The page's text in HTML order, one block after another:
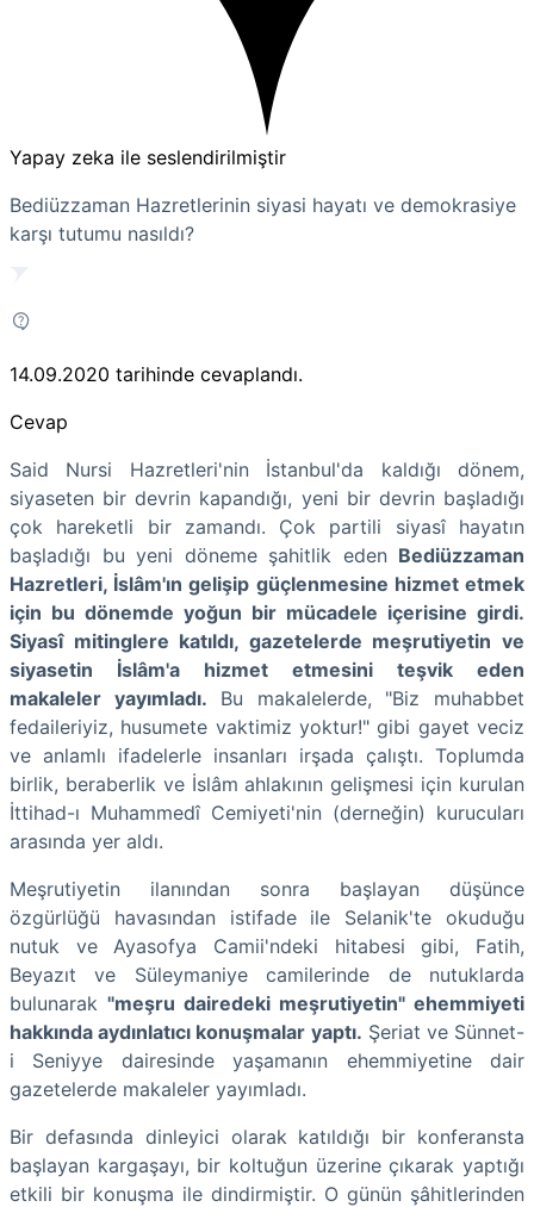
Yapay zeka ile seslendirilmiştir
Bediüzzaman Hazretlerinin siyasi hayatı ve demokrasiye
karşı tutumu nasıldı?
14.09.2020 tarihinde cevaplandı.
Cevap
Said Nursi Hazretleri'nin İstanbul'da kaldığı dönem,
siyaseten bir devrin kapandığı, yeni bir devrin başladığı
çok hareketli bir zamandı. Çok partili siyasî hayatın
başladığı bu yeni döneme şahitlik eden Bediüzzaman
Hazretleri, İslâm'ın gelişip güçlenmesine hizmet etmek
için bu dönemde yoğun bir mücadele içerisine girdi.
Siyasî mitinglere katıldı, gazetelerde meşrutiyetin ve
siyasetin İslâm'a hizmet etmesini teşvik eden
makaleler yayımladı. Bu makalelerde, "Biz muhabbet
fedaileriyiz, husumete vaktimiz yoktur!" gibi gayet veciz
ve anlamlı ifadelerle insanları irşada çalıştı. Toplumda
birlik, beraberlik ve İslâm ahlakının gelişmesi için kurulan
İttihad-ı Muhammedî Cemiyeti'nin (derneğin) kurucuları
arasında yer aldı.
Meşrutiyetin ilanından sonra başlayan düşünce
özgürlüğü havasından istifade ile Selanik'te okuduğu
nutuk ve Ayasofya Camii'ndeki hitabesi gibi, Fatih,
Beyazıt ve Süleymaniye camilerinde de nutuklarda
bulunarak "meşru dairedeki meşrutiyetin" ehemmiyeti
hakkında aydınlatıcı konuşmalar yaptı. Şeriat ve Sünnet-
i Seniyye dairesinde yaşamanın ehemmiyetine dair
gazetelerde makaleler yayımladı.
Bir defasında dinleyici olarak katıldığı bir konferansta
başlayan kargaşayı, bir koltuğun üzerine çıkarak yaptığı
etkili bir konuşma ile dindirmiştir. O günün şâhitlerinden